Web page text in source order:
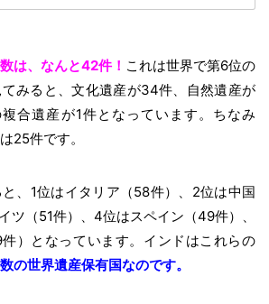
は、なんと42件！ これは世界で第6位の
みると、文化遺産が34件、自然遺産が
合遺産が1件となっています。ちなみ
25件です。
、1位はイタリア（58件）、2位は中国
ツ（51件）、4位はスペイン（49件）、
）となっています。インドはこれらの
の世界遺産保有国なのです。